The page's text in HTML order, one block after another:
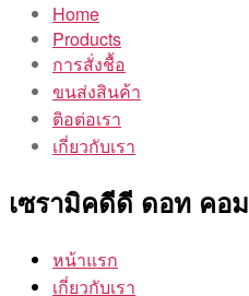
Home
Products
การสั่งชื้อ
ขนส่งสินค้า
ติอต่อเรา
เกี่ยวกับเรา
เซรามิคดีดี ดอท คอม
หน้าแรก
เกี่ยวกับเรา